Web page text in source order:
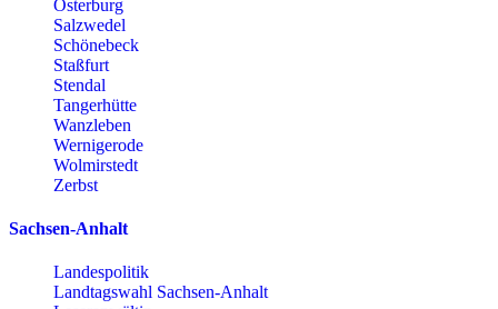
Osterburg
Salzwedel
Schönebeck
Staßfurt
Stendal
Tangerhütte
Wanzleben
Wernigerode
Wolmirstedt
Zerbst
Sachsen-Anhalt
Landespolitik
Landtagswahl Sachsen-Anhalt